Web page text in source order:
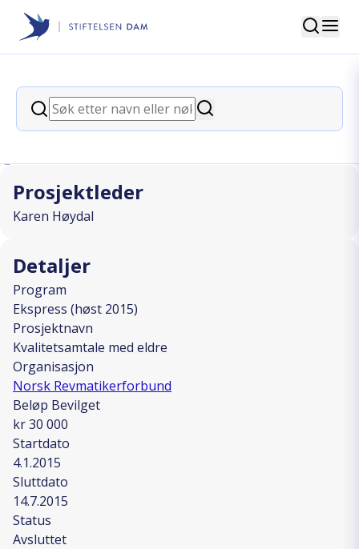
Stiftelsen Dam
Søk
Søk
Søk
back
Kvalitetsamtale med eldre
Prosjektleder
Karen Høydal
Detaljer
Program
Ekspress (høst 2015)
Prosjektnavn
Kvalitetsamtale med eldre
Organisasjon
Norsk Revmatikerforbund
Beløp Bevilget
kr 30 000
Startdato
4.1.2015
Sluttdato
14.7.2015
Status
Avsluttet